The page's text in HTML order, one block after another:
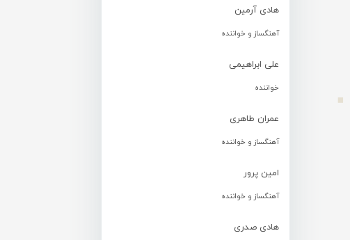
هادی آرمین
آهنگساز و خواننده
علی ابراهیمی
خواننده
عمران طاهری
آهنگساز و خواننده
امین پرور
آهنگساز و خواننده
هادی صدری